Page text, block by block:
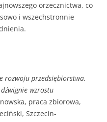
orzecznictwa, co
i wszechstronnie
rozwoju przedsiębior­stwa.
dźwignie wzrostu
praca zbiorowa,
Szczecin-